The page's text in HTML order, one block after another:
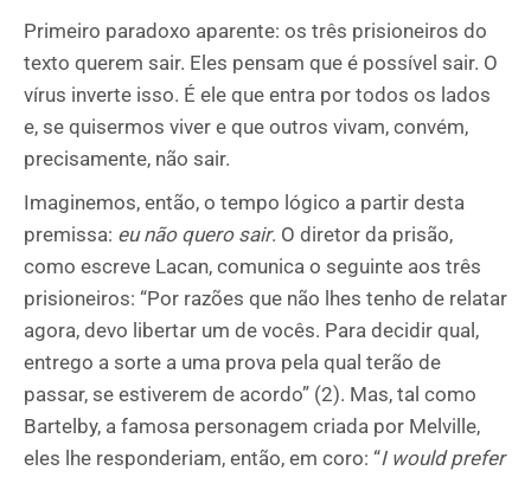
Primeiro paradoxo aparente: os três prisioneiros do
texto querem sair. Eles pensam que é possível sair. O
vírus inverte isso. É ele que entra por todos os lados
e, se quisermos viver e que outros vivam, convém,
precisamente, não sair.
Imaginemos, então, o tempo lógico a partir desta
premissa: eu não quero sair. O diretor da prisão,
como escreve Lacan, comunica o seguinte aos três
prisioneiros: “Por razões que não lhes tenho de relatar
agora, devo libertar um de vocês. Para decidir qual,
entrego a sorte a uma prova pela qual terão de
passar, se estiverem de acordo” (2). Mas, tal como
Bartelby, a famosa personagem criada por Melville,
eles lhe responderiam, então, em coro: “I would prefer